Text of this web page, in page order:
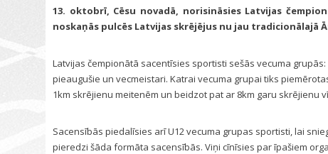
13. oktobrī, Cēsu novadā, norisināsies Latvijas
noskaņās pulcēs Latvijas skrējējus nu jau tradicionālajā
Latvijas čempionātā sacentīsies sportisti sešās vecuma grupās:
pieaugušie un vecmeistari. Katrai vecuma grupai tiks
1km skrējienu meitenēm un beidzot pat ar 8km garu skrējienu
Sacensībās piedalīsies arī U12 vecuma grupas sportisti, lai
pieredzi šāda formāta sacensībās. Viņi cīnīsies par īpašiem